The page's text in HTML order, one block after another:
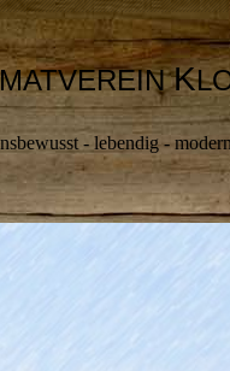
K
- lebendig -